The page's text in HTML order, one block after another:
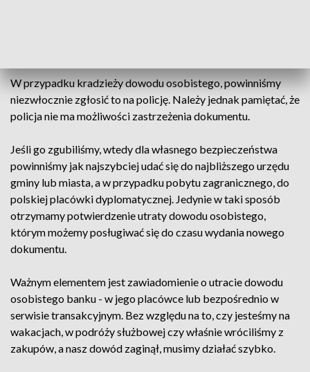
W przypadku kradzieży dowodu osobistego, powinniśmy
niezwłocznie zgłosić to na policję. Należy jednak pamiętać, że
policja nie ma możliwości zastrzeżenia dokumentu.
Jeśli go zgubiliśmy, wtedy dla własnego bezpieczeństwa
powinniśmy jak najszybciej udać się do najbliższego urzędu
gminy lub miasta, a w przypadku pobytu zagranicznego, do
polskiej placówki dyplomatycznej. Jedynie w taki sposób
otrzymamy potwierdzenie utraty dowodu osobistego,
którym możemy posługiwać się do czasu wydania nowego
dokumentu.
Ważnym elementem jest zawiadomienie o utracie dowodu
osobistego banku - w jego placówce lub bezpośrednio w
serwisie transakcyjnym. Bez względu na to, czy jesteśmy na
wakacjach, w podróży służbowej czy właśnie wróciliśmy z
zakupów, a nasz dowód zaginął, musimy działać szybko.